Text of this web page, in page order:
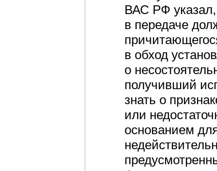
ВАС РФ
в передаче
в обход
о
получивший
знать о
или
основанием